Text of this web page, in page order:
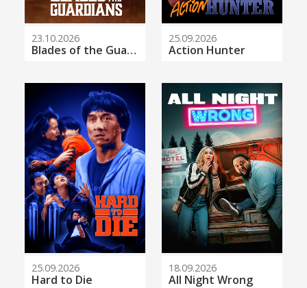
23.10.2026
Blades of the Guardians
25.09.2026
Action Hunter
25.09.2026
Hard to Die
18.09.2026
All Night Wrong